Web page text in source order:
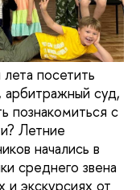
посетить
арбитражный суд,
познакомиться с
Летние
начались в
среднего звена
и экскурсиях от